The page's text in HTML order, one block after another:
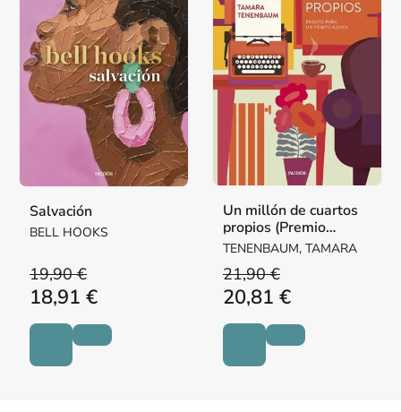
Salvación
BELL HOOKS
19,90 €
18,91 €
Un millón de cuartos
propios (Premio
Paidós 2025)
TENENBAUM, TAMARA
21,90 €
20,81 €